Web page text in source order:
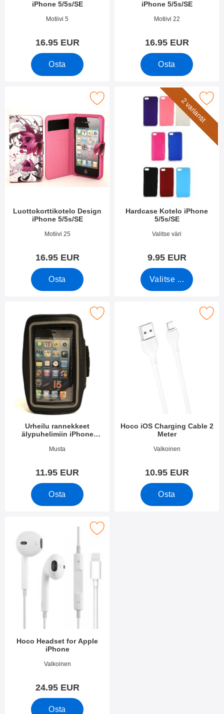
iPhone 5/5s/SE
Tuote.nro 1964Motiivi 5
16.95 EUR
Osta
iPhone 5/5s/SE
Tuote.nro 1822
Motiivi 22
16.95 EUR
Osta
Luottokorttikotelo Design
iPhone 5/5s/SE
Tuote.nro 1966
Motiivi 25
16.95 EUR
Osta
luottokorttikotelo Design iPhone 5/5s/SE suosikiksi
2 variantit
Hardcase Kotelo iPhone
5/5s/SE
Tuote.nro 4698
Valitse väri
9.95 EUR
Valitse ...
Merkitse hardcase Kotelo
Urheilu rannekkeet
älypuhelimiin iPhone
Tuote.nro 3390
Musta
11.95 EUR
Osta
rannekkeet älypuhelimiin iPhone 5/5s/SE/5c suosikiksi
Hoco iOS Charging Cable 2
Meter
Tuote.nro 10955
Valkoinen
10.95 EUR
Osta
Merkitse hoco iOS Charging
Hoco Headset for Apple
iPhone
Tuote.nro 25210
Valkoinen
24.95 EUR
Osta
Merkitse hoco Headset for Apple iPhone suosikiksi